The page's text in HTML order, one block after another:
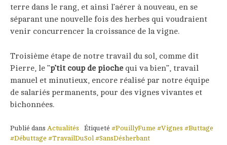
terre dans le rang, et ainsi l’aérer à nouveau, en se
séparant une nouvelle fois des herbes qui voudraient
venir concurrencer la croissance de la vigne.
Troisième étape de notre travail du sol, comme dit
Pierre, le ’’p’tit coup de pioche qui va bien’’, travail
manuel et minutieux, encore réalisé par notre équipe
de salariés permanents, pour des vignes vivantes et
bichonnées.
Publié dans Actualités Étiqueté #PouillyFume #Vignes #Buttage
#Débuttage #TravailDuSol #SansDésherbant